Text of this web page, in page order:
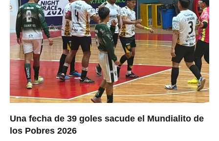
Una fecha de 39 goles sacude el Mundialito de
los Pobres 2026